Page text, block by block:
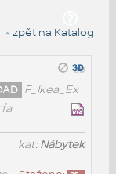
« zpět na Katalog
F_Ikea_Ex
kat:Nábytek